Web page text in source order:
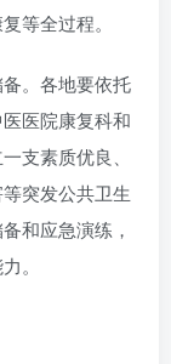
等全过程。
。各地要依托
医院康复科和
支素质优良、
突发公共卫生
和应急演练，
。